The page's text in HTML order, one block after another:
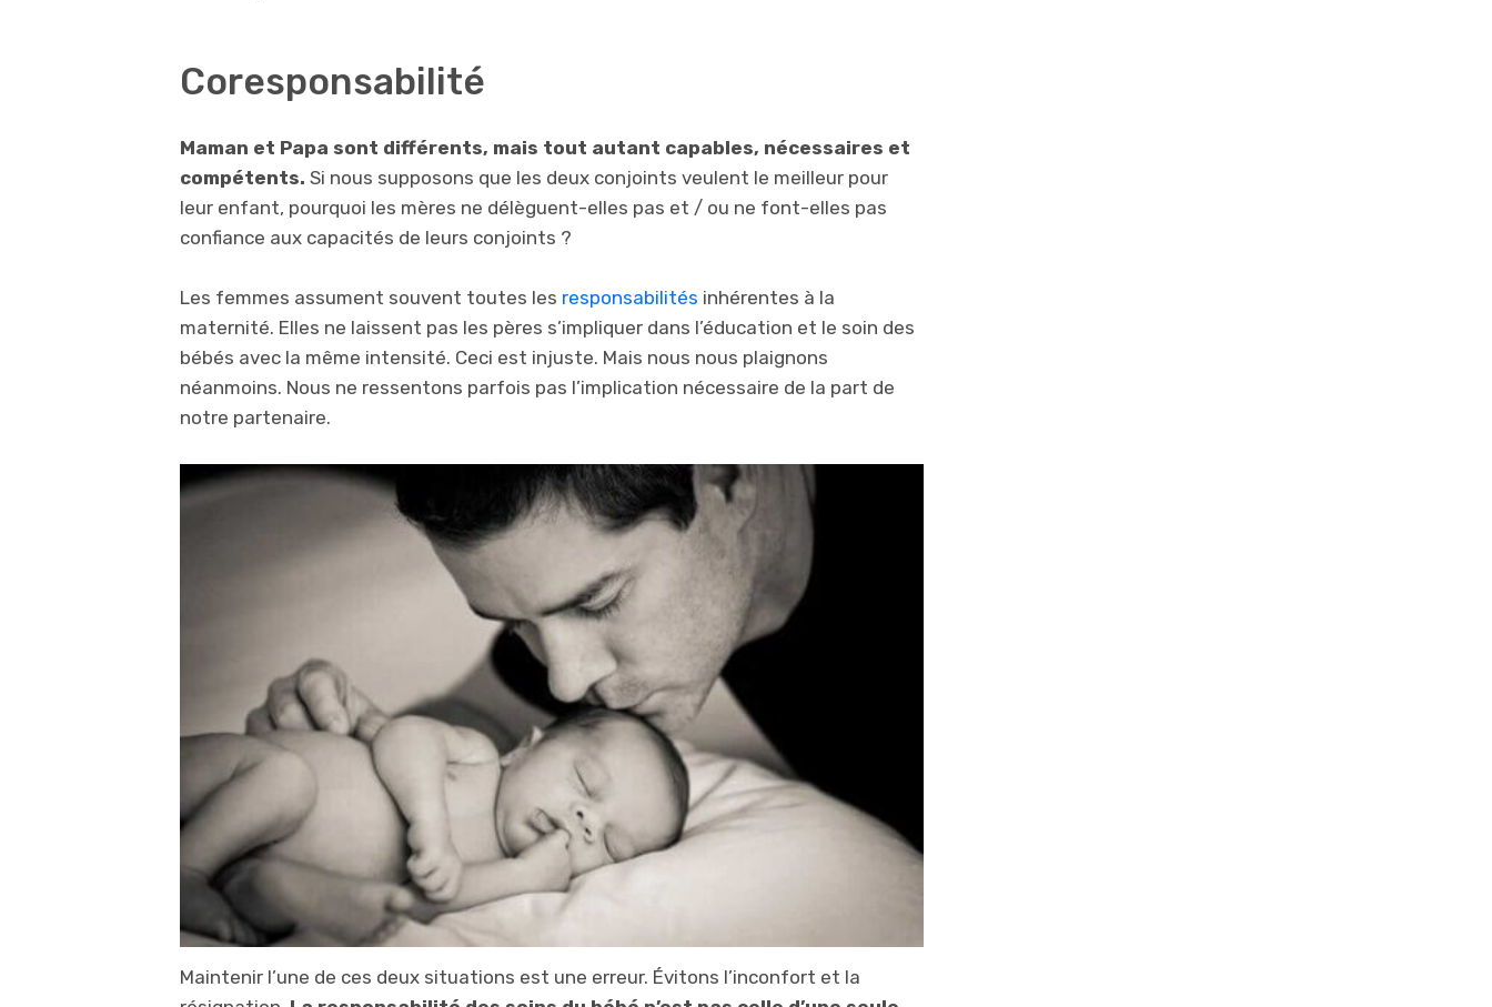
Coresponsabilité
Maman et Papa sont différents, mais tout autant capables, nécessaires et
compétents. Si nous supposons que les deux conjoints veulent le meilleur pour
leur enfant, pourquoi les mères ne délèguent-elles pas et / ou ne font-elles pas
confiance aux capacités de leurs conjoints ?
Les femmes assument souvent toutes les responsabilités inhérentes à la
maternité. Elles ne laissent pas les pères s’impliquer dans l’éducation et le soin des
bébés avec la même intensité. Ceci est injuste. Mais nous nous plaignons
néanmoins. Nous ne ressentons parfois pas l’implication nécessaire de la part de
notre partenaire.
Maintenir l’une de ces deux situations est une erreur. Évitons l’inconfort et la